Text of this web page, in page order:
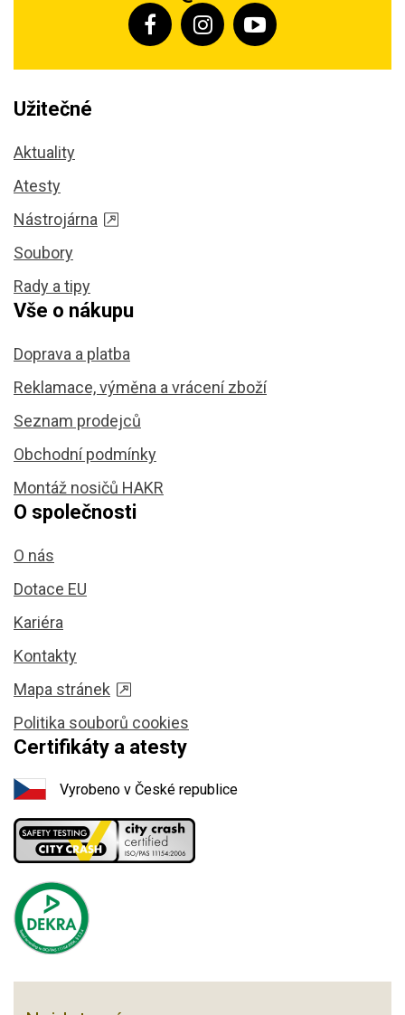
Užitečné
Aktuality
Atesty
Nástrojárna
Soubory
Rady a tipy
Vše o nákupu
Doprava a platba
Reklamace, výměna a vrácení zboží
Seznam prodejců
Obchodní podmínky
Montáž nosičů HAKR
O společnosti
O nás
Dotace EU
Kariéra
Kontakty
Mapa stránek
Politika souborů cookies
Certifikáty a atesty
Vyrobeno v České republice